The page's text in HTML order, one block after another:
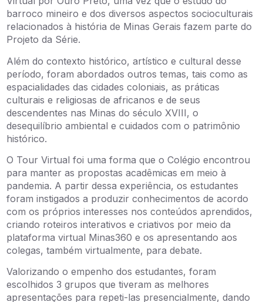
barroco mineiro e dos diversos aspectos socioculturais
relacionados à história de Minas Gerais fazem parte do
Projeto da Série.
Além do contexto histórico, artístico e cultural desse
período, foram abordados outros temas, tais como as
espacialidades das cidades coloniais, as práticas
culturais e religiosas de africanos e de seus
descendentes nas Minas do século XVIII, o
desequilíbrio ambiental e cuidados com o patrimônio
histórico.
O Tour Virtual foi uma forma que o Colégio encontrou
para manter as propostas acadêmicas em meio à
pandemia. A partir dessa experiência, os estudantes
foram instigados a produzir conhecimentos de acordo
com os próprios interesses nos conteúdos aprendidos,
criando roteiros interativos e criativos por meio da
plataforma virtual Minas360 e os apresentando aos
colegas, também virtualmente, para debate.
Valorizando o empenho dos estudantes, foram
escolhidos 3 grupos que tiveram as melhores
apresentações para repeti-las presencialmente, dando